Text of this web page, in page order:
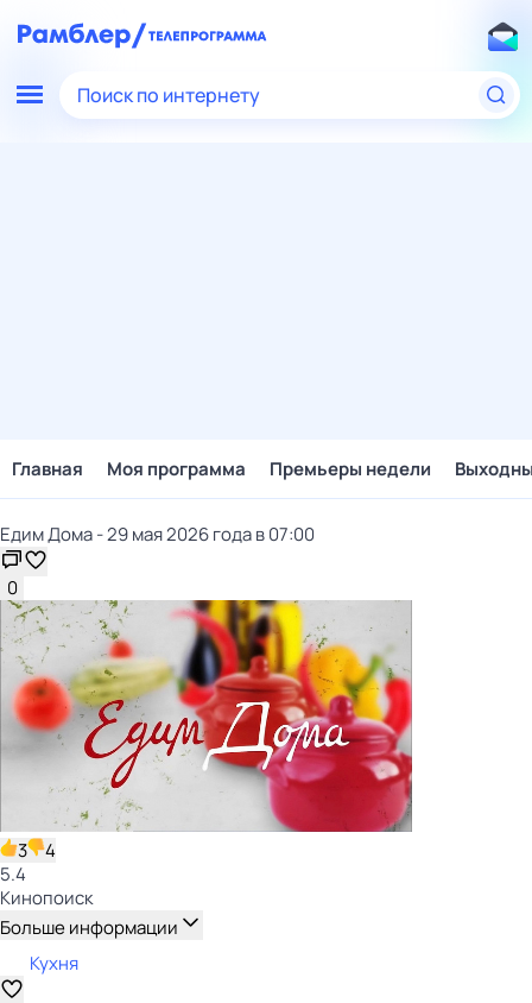
Поиск по интернету
Главная Моя программа Премьеры недели
Едим Дома - 29 мая 2026 года в 07:00
0
3
4
5.4
Кинопоиск
Больше информации
Кухня